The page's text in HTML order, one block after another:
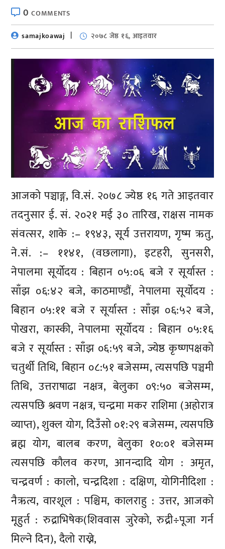
0COMMENTS
samajkoawaj
२०७८ जेष्ठ १६, आइतवार
आजको पञ्चाङ्ग, वि.सं. २०७८ ज्येष्ठ १६ गते आइतवार
तदनुसार ई. सं. २०२१ मई ३० तारिख, राक्षस नामक
संवत्सर, शाके :– १९४३, सूर्य उत्तरायण, गृष्म ऋतु,
ने.सं. :– ११४१, (वछलागा), इटहरी, सुनसरी,
नेपालमा सूर्योदय : बिहान ०५:०६ बजे र सूर्यास्त :
साँझ ०६:४२ बजे, काठमाण्डौं, नेपालमा सूर्योदय :
बिहान ०५:११ बजे र सूर्यास्त : साँझ ०६:५२ बजे,
पोखरा, कास्की, नेपालमा सूर्योदय : बिहान ०५:१६
बजे र सूर्यास्त : साँझ ०६:५९ बजे, ज्येष्ठ कृष्णपक्षको
चतुर्थी तिथि, बिहान ०८:५१ बजेसम्म, त्यसपछि पञ्चमी
तिथि, उत्तराषाढा नक्षत्र, बेलुका ०९:५० बजेसम्म,
त्यसपछि श्रवण नक्षत्र, चन्द्रमा मकर राशिमा (अहोरात्र
व्याप्त), शुक्ल योग, दिउँसो ०१:२९ बजेसम्म, त्यसपछि
ब्रह्म योग, बालब करण, बेलुका १०:०१ बजेसम्म
त्यसपछि कौलव करण, आनन्दादि योग : अमृत,
चन्द्रवर्ण : कालो, चन्द्रदिशा : दक्षिण, योगिनीदिशा :
नैऋत्य, वारशूल : पश्चिम, कालराहु : उत्तर, आजको
मूहुर्त : रुद्राभिषेक(शिववास जुरेको, रुद्री÷पूजा गर्न
मिल्ने दिन), दैलो राख्ने,